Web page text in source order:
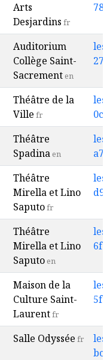
Arts
Desjardins fr
Auditorium
Collège Saint-
Sacrement en
Théâtre de la
Ville fr
Théâtre
Spadina en
Théâtre
Mirella et Lino
Saputofr
Théâtre
Mirella et Lino
Saputo en
Maison de la
Culture Saint-
Laurentfr
Salle Odyssée fr